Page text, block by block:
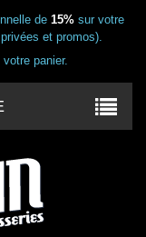
de 15% sur votre
et promos).
votre panier.